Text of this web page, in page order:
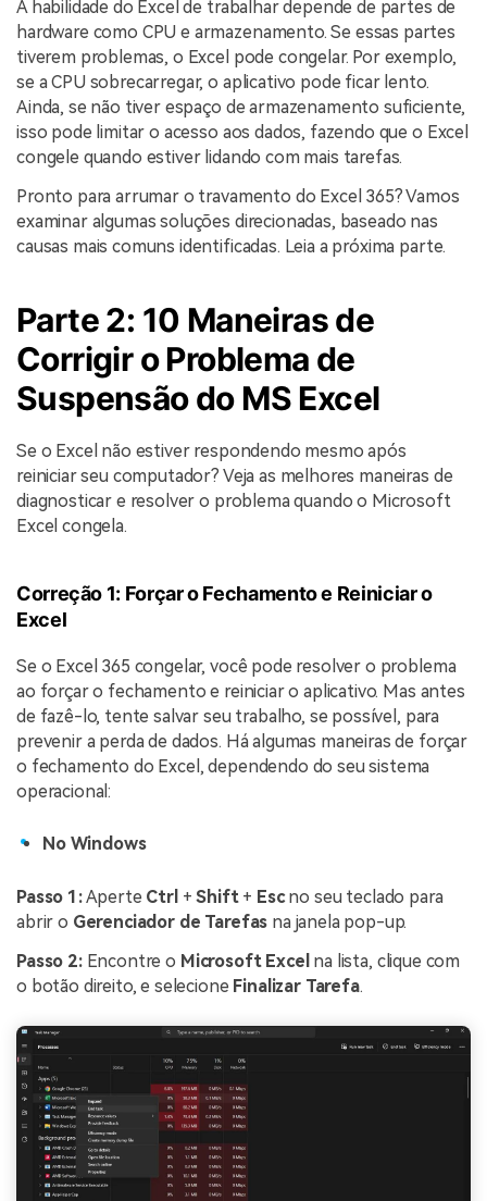
A habilidade do Excel de trabalhar depende de partes de
hardware como CPU e armazenamento. Se essas partes
tiverem problemas, o Excel pode congelar. Por exemplo,
se a CPU sobrecarregar, o aplicativo pode ficar lento.
Ainda, se não tiver espaço de armazenamento suficiente,
isso pode limitar o acesso aos dados, fazendo que o Excel
congele quando estiver lidando com mais tarefas.
Pronto para arrumar o travamento do Excel 365? Vamos
examinar algumas soluções direcionadas, baseado nas
causas mais comuns identificadas. Leia a próxima parte.
Parte 2: 10 Maneiras de
Corrigir o Problema de
Suspensão do MS Excel
Se o Excel não estiver respondendo mesmo após
reiniciar seu computador? Veja as melhores maneiras de
diagnosticar e resolver o problema quando o Microsoft
Excel congela.
Correção 1: Forçar o Fechamento e Reiniciar o
Excel
Se o Excel 365 congelar, você pode resolver o problema
ao forçar o fechamento e reiniciar o aplicativo. Mas antes
de fazê-lo, tente salvar seu trabalho, se possível, para
prevenir a perda de dados. Há algumas maneiras de forçar
o fechamento do Excel, dependendo do seu sistema
operacional:
No Windows
Passo 1:Aperte Ctrl +Shift+ Escno seu teclado para
abrir o Gerenciador de Tarefas na janela pop-up.
Passo 2:Encontre o Microsoft Excel na lista, clique com
o botão direito, e selecione Finalizar Tarefa.